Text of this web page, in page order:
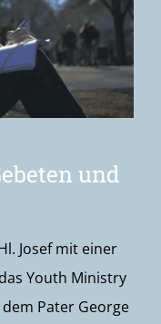
und
Josef mit einer
Youth Ministry
Pater George